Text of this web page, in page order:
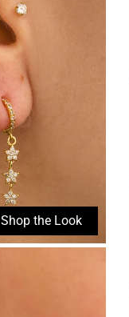
Shop the Look